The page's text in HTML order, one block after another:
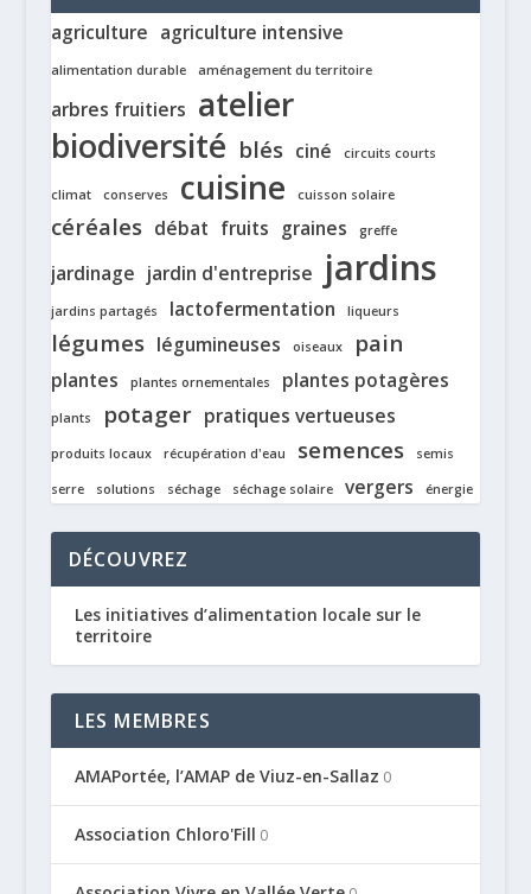
agriculture agriculture intensive
alimentation durable aménagement du territoire
arbres fruitiers atelier
biodiversité blés ciné circuits courts
climat conserves cuisine cuisson solaire
céréales débat fruits graines greffe
jardinage jardin d'entreprise jardins
jardins partagés lactofermentation liqueurs
légumes légumineuses oiseaux pain
plantes plantes ornementales plantes potagères
plants potager pratiques vertueuses
produits locaux récupération d'eau semences semis
serre solutions séchage séchage solaire vergers énergie
DÉCOUVREZ
Les initiatives d’alimentation locale sur le
territoire
LES MEMBRES
AMAPortée, l’AMAP de Viuz-en-Sallaz 0
Association Chloro'Fill 0